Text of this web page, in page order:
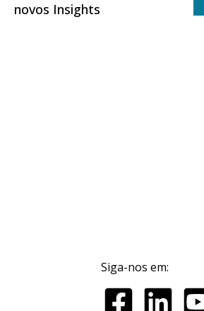
novos Insights
Siga-nos em: